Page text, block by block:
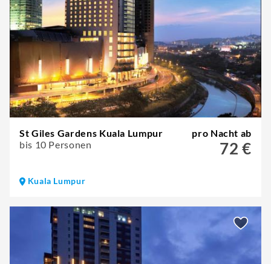
St Giles Gardens Kuala Lumpur
bis 10 Personen
pro Nacht ab
72 €
Kuala Lumpur